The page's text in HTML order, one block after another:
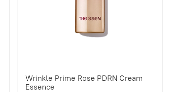
Wrinkle Prime Rose PDRN Cream
Essence